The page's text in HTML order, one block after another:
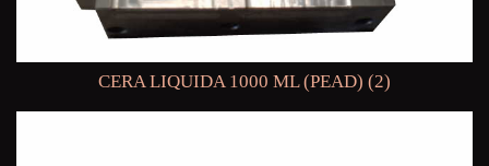
CERA LIQUIDA 1000 ML (PEAD) (2)